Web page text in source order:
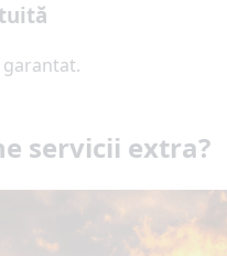
servicii extra?